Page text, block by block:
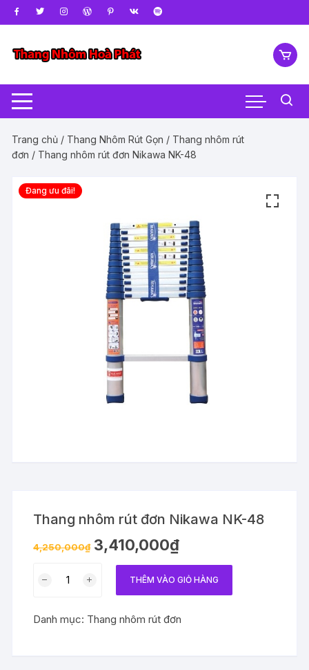
Chuyển
tới
dung
Trang chủ / Thang Nhôm Rút Gọn / Thang nhôm rút
đơn / Thang nhôm rút đơn Nikawa NK-48
Đang ưu đãi!
Thang nhôm rút đơn Nikawa NK-48
4,250,000₫ 3,410,000₫
đơn
THÊM VÀO GIỎ HÀNG
Danh mục: Thang nhôm rút đơn